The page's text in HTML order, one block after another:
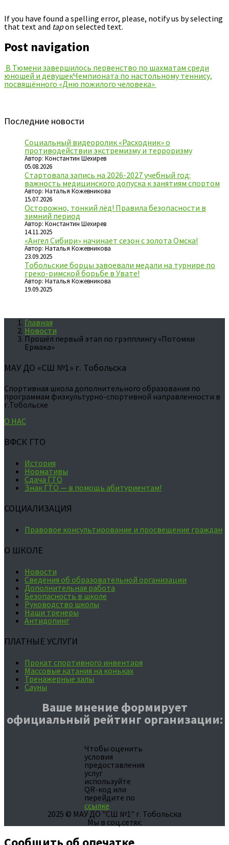
If you have found a spelling error, please, notify us by selecting
that text and tapon selected text.
Post navigation
В Тюмени завершилось первенство по шахматам среди
юношей и девушекЧемпионата по настольному теннису,
посвящённого «Дню пожилого человека»
Последние новости
Социальный видеоролик «Расходник» о
противодействии экстремизму и терроризму
Автор: Константин Шехирев
05.08.2026
Стартовала запись на 2026-2027 учебный год:
важность медицинского допуска к занятиям спортом
Автор: Наталья Кожевникова
15.07.2026
Осторожно, тонкий лёд! Правила безопасности в
зимний период
Автор: Константин Шехирев
14.11.2025
«Ангел Сибири» начинает сезон с золота Омска!
Автор: Наталья Кожевникова
23.09.2025
Тобольские борцы завоевали медали на турнире по
греко-римской борьбе в Увате!
Автор: Наталья Кожевникова
19.09.2025
Главная
Новости
Прошёл первый этап по грэпплингу «Потомки
Ермака»
МАУ ДО «СШ №1» г. Тобольска
Спортивная школа дополнительного образования по
программам физкультурно-спортивной направленности в
г.Тобольске
О НАС
ВФСК ГТО
История
Нормативы
Сдача ГТО
Знак ГТО — в помощь абитуриентам!
СОЦИАЛИЗАЦИЯ
Правовое консультирование и просвещение граждан
О ШКОЛЕ
Новости
Сведения об образовательной организации
Дополнительная работа
Безопасность в школе
Руководство школы
Наши тренеры
Антидопинг
ПЛАТНЫЕ УСЛУГИ
Прокат спортивного инвентаря
Массовые катания на коньках
Тренажерные залы
Сауны
Ваше мнение формирует
официальный рейтинг организации:
Чтобы оценить
условия
предоставления
услуг
используйте
QR-код или
перейдите по
ссылке
2025 © МАУ ДО "СШ №1" г. Тобольска
Мы в соц.сетях: